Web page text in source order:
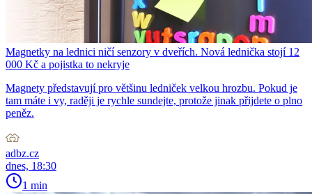
Magnetky na lednici ničí senzory v dveřích. Nová lednička stojí 12
000 Kč a pojistka to nekryje
Magnety představují pro většinu ledniček velkou hrozbu. Pokud je
tam máte i vy, raději je rychle sundejte, protože jinak přijdete o plno
peněz.
adbz.cz
dnes, 18:30
1 min